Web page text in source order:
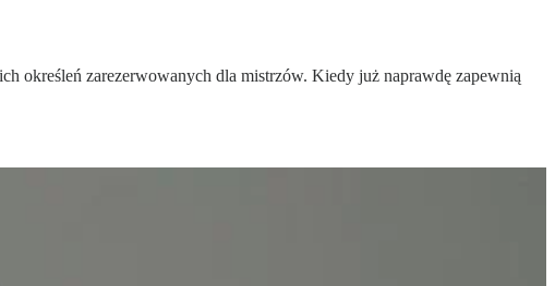
określeń zarezerwowanych dla mistrzów. Kiedy już naprawdę zapewnią